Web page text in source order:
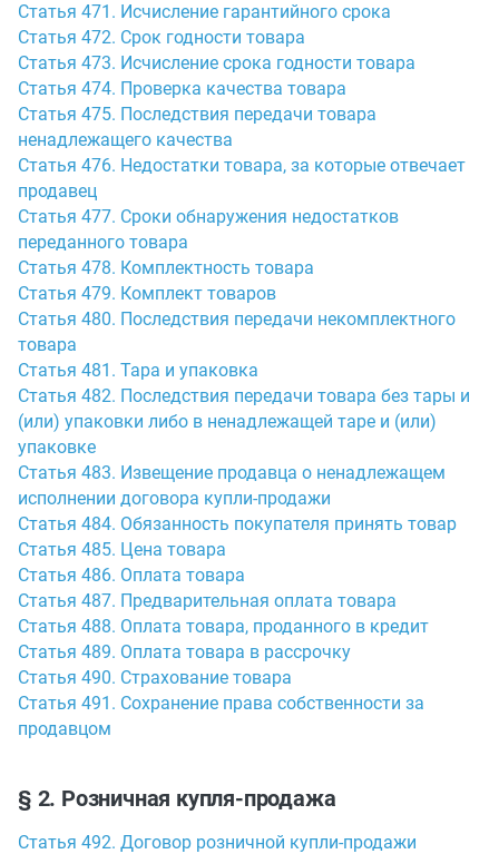
Статья 471. Исчисление гарантийного срока
Статья 472. Срок годности товара
Статья 473. Исчисление срока годности товара
Статья 474. Проверка качества товара
Статья 475. Последствия передачи товара
ненадлежащего качества
Статья 476. Недостатки товара, за которые отвечает
продавец
Статья 477. Сроки обнаружения недостатков
переданного товара
Статья 478. Комплектность товара
Статья 479. Комплект товаров
Статья 480. Последствия передачи некомплектного
товара
Статья 481. Тара и упаковка
Статья 482. Последствия передачи товара без тары и
(или) упаковки либо в ненадлежащей таре и (или)
упаковке
Статья 483. Извещение продавца о ненадлежащем
исполнении договора купли-продажи
Статья 484. Обязанность покупателя принять товар
Статья 485. Цена товара
Статья 486. Оплата товара
Статья 487. Предварительная оплата товара
Статья 488. Оплата товара, проданного в кредит
Статья 489. Оплата товара в рассрочку
Статья 490. Страхование товара
Статья 491. Сохранение права собственности за
продавцом
§ 2. Розничная купля-продажа
Статья 492. Договор розничной купли-продажи